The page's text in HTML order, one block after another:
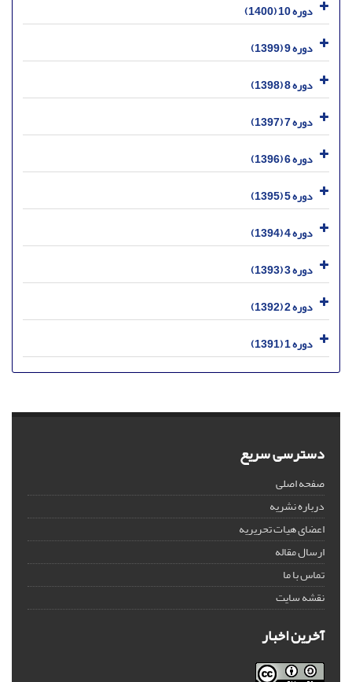
دوره 10 (1400)
دوره 9 (1399)
دوره 8 (1398)
دوره 7 (1397)
دوره 6 (1396)
دوره 5 (1395)
دوره 4 (1394)
دوره 3 (1393)
دوره 2 (1392)
دوره 1 (1391)
دسترسی سریع
صفحه اصلی
درباره نشریه
اعضای هیات تحریریه
ارسال مقاله
تماس با ما
نقشه سایت
آخرین اخبار